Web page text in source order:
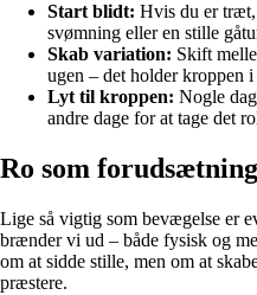
Start blidt: Hvis du er
svømning eller en stille
Skab variation: Skift
ugen – det holder kroppen i
Lyt til kroppen: Nogle
andre dage for at tage det
Ro som
Lige så vigtig som bevægelse er
brænder vi ud – både fysisk og
om at sidde stille, men om at
præstere.